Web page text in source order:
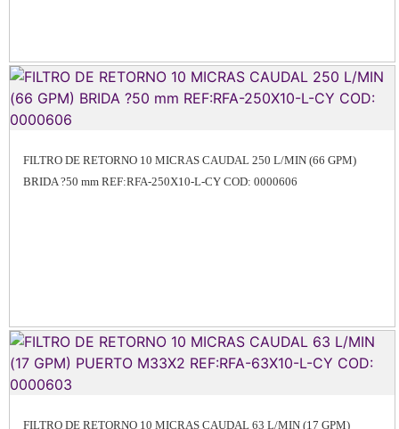
FILTRO DE RETORNO 10 MICRAS CAUDAL 250 L/MIN (66 GPM)
BRIDA ?50 mm REF:RFA-250X10-L-CY COD: 0000606
FILTRO DE RETORNO 10 MICRAS CAUDAL 63 L/MIN (17 GPM)